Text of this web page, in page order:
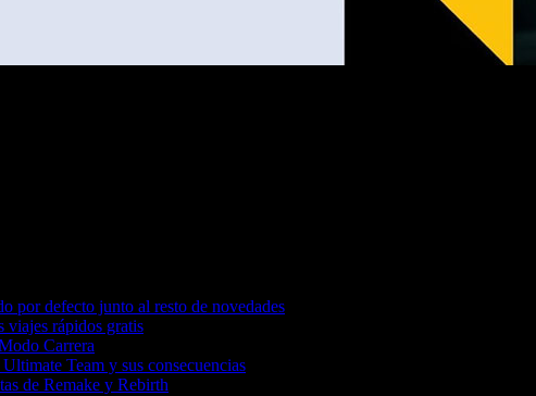
por defecto junto al resto de novedades
viajes rápidos gratis
Carrera
Team y sus consecuencias
de Remake y Rebirth